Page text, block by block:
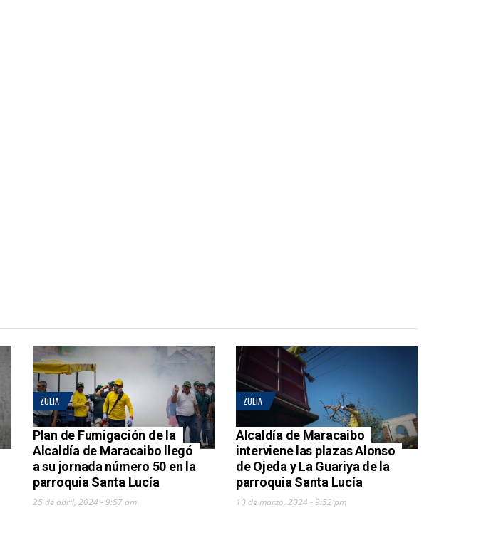
ZULIA
Plan de Fumigación de la
Alcaldía de Maracaibo llegó
a su jornada número 50 en la
parroquia Santa Lucía
25 de abril, 2024 - 9:57 am
ZULIA
Alcaldía de Maracaibo
interviene las plazas Alonso
de Ojeda y La Guariya de la
parroquia Santa Lucía
10 de marzo, 2024 - 9:52 pm